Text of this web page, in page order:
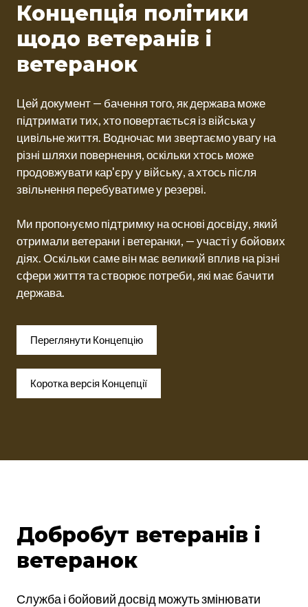
Концепція політики
щодо ветеранів і
ветеранок
Цей документ — бачення того, як держава може
підтримати тих, хто повертається із війська у
цивільне життя. Водночас ми звертаємо увагу на
різні шляхи повернення, оскільки хтось може
продовжувати кар'єру у війську, а хтось після
звільнення перебуватиме у резерві.
Ми пропонуємо підтримку на основі досвіду, який
отримали ветерани і ветеранки, — участі у бойових
діях. Оскільки саме він має великий вплив на різні
сфери життя та створює потреби, які має бачити
держава.
Переглянути Концепцію
Коротка версія Концепції
Добробут ветеранів і
ветеранок
Служба і бойовий досвід можуть змінювати